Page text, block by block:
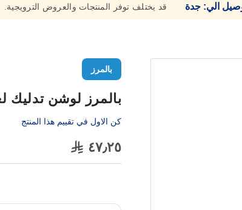
الي: جدة قد يختلف توفر المنتجات والعروض الترويجية.
بالمرز
بالمرز لوشن تدليك
كن الاول في تقييم هذا المنتج
٤٧٫٢٥